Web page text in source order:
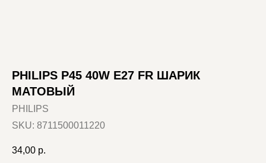
PHILIPS P45 40W E27 FR ШАРИК
МАТОВЫЙ
PHILIPS
SKU: 8711500011220
34,00 р.